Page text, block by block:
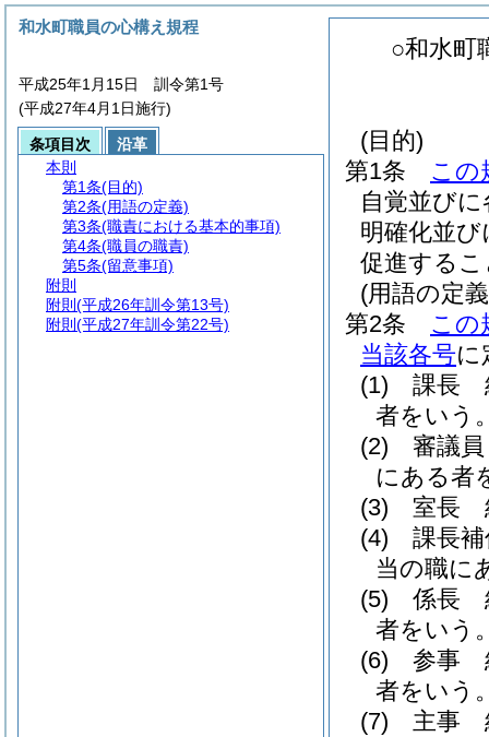
○和水町
(目的)
第1条
この
自覚並び
明確化並
促進する
(用語の定
第2条
この
当該各号に
(1)
課長
者をいう
(2)
審議
にある者
(3)
室長
(4)
課長
当の職に
(5)
係長
者をいう
(6)
参事
者をいう
(7)
主事
和水町職員の心構え規程
平成25年1月15日 訓令第1号
(平成27年4月1日施行)
条項目次
沿革
本則
第1条(目的)
第2条(用語の定義)
第3条(職責における基本的事項)
第4条(職員の職責)
第5条(留意事項)
附則
附則 (平成26年訓令第13号)
附則 (平成27年訓令第22号)